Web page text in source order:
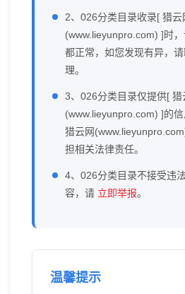
2、026分类目录收录[ 猎云
(www.lieyunpro.com) ]时
都正常，如您发现有异，
理。
3、026分类目录仅提供[ 猎
(www.lieyunpro.com) ]的
猎云网
担相关法律责任。
4、026分类目录不接受违
容，请 立即举报。
温馨提示